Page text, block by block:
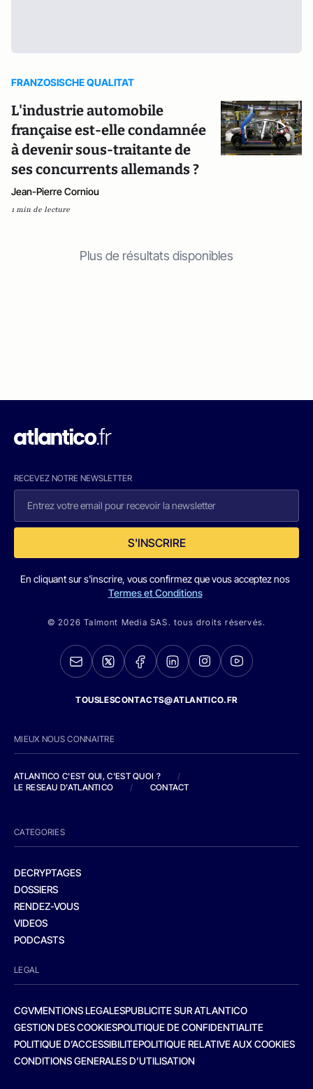
FRANZOSISCHE QUALITAT
L'industrie automobile
française est-elle condamnée
à devenir sous-traitante de
ses concurrents allemands ?
Jean-Pierre Corniou
1 min de lecture
Plus de résultats disponibles
RECEVEZ NOTRE NEWSLETTER
S'INSCRIRE
En cliquant sur s'inscrire, vous confirmez que vous acceptez nos
Termes et Conditions
© 2026 Talmont Media SAS. tous droits réservés.
TOUSLESCONTACTS@ATLANTICO.FR
MIEUX NOUS CONNAITRE
ATLANTICO C'EST QUI, C'EST QUOI ?
/
LE RESEAU D'ATLANTICO
/ CONTACT
CATEGORIES
DECRYPTAGES
DOSSIERS
RENDEZ-VOUS
VIDEOS
PODCASTS
LEGAL
CGVMENTIONS LEGALESPUBLICITE SUR ATLANTICO
GESTION DES COOKIESPOLITIQUE DE CONFIDENTIALITE
POLITIQUE D’ACCESSIBILITEPOLITIQUE RELATIVE AUX COOKIES
CONDITIONS GENERALES D’UTILISATION